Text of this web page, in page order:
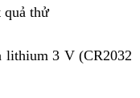
quả thử
lithium 3 V (CR2032